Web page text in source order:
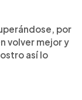
por
volver mejor y
así lo